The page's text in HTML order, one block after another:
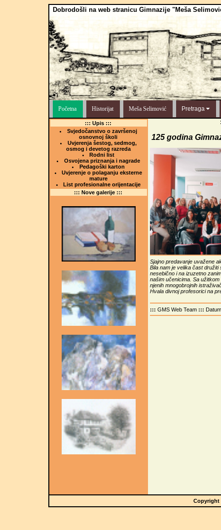
Dobrodošli na web stranicu Gimnazije "Meša
Početna Historijat Meša Selimović Pretraga
::: Upis :::
Svjedočanstvo o završenoj
osnovnoj školi
Uvjerenja šestog, sedmog,
osmog i devetog razreda
Rodni list
Osvojena priznanja i nagrade
Pedagoški karton
Uvjerenje o polaganju eksterne
mature
List profesionalne orijentacije
::: Nove galerije :::
125 godina
Sjajno predavanje uvažene
Bila nam je velika čast
nesebično i na izuzetno
našim učenicima. Sa
njenih mnogobrojnih
Hvala divnoj profesorici na
::: GMS Web Team :::
Copyright